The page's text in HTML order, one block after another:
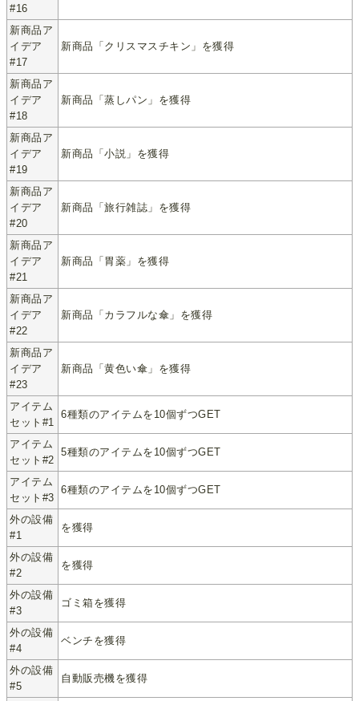
#16
新商品ア
イデア
#17
新商品「クリスマスチキン」を獲得
新商品ア
イデア
#18
新商品「蒸しパン」を獲得
新商品ア
イデア
#19
新商品「小説」を獲得
新商品ア
イデア
#20
新商品「旅行雑誌」を獲得
新商品ア
イデア
#21
新商品「胃薬」を獲得
新商品ア
イデア
#22
新商品「カラフルな傘」を獲得
新商品ア
イデア
#23
新商品「黄色い傘」を獲得
アイテム
セット#1
6種類のアイテムを10個ずつGET
アイテム
セット#2
5種類のアイテムを10個ずつGET
アイテム
セット#3
6種類のアイテムを10個ずつGET
外の設備
#1
を獲得
外の設備
#2
を獲得
外の設備
#3
ゴミ箱を獲得
外の設備
#4
ベンチを獲得
外の設備
#5
自動販売機を獲得